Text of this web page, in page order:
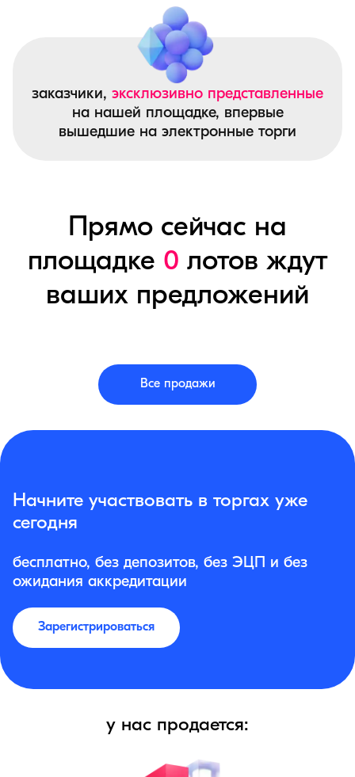
заказчики, эксклюзивно представленные
на нашей площадке, впервые
вышедшие на электронные торги
Прямо сейчас на
площадке 0 лотов ждут
ваших предложений
Все продажи
Начните участвовать в торгах уже
сегодня
бесплатно, без депозитов, без ЭЦП и без
ожидания аккредитации
Зарегистрироваться
у нас продается: